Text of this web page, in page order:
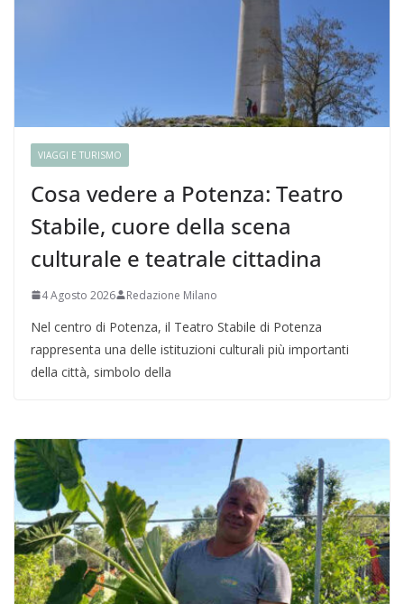
VIAGGI E TURISMO
Cosa vedere a Potenza: Teatro
Stabile, cuore della scena
culturale e teatrale cittadina
4 Agosto 2026 Redazione Milano
Nel centro di Potenza, il Teatro Stabile di Potenza
rappresenta una delle istituzioni culturali più importanti
della città, simbolo della